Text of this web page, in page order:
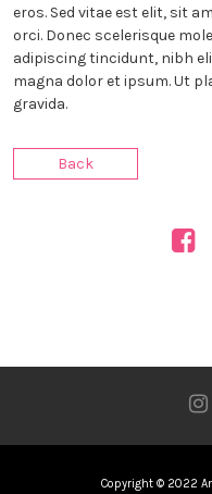
eros. Sed vitae est elit, sit
orci. Donec scelerisque
adipiscing tincidunt, nibh
magna dolor et ipsum. Ut
gravida.
Back
Copyright © 2022